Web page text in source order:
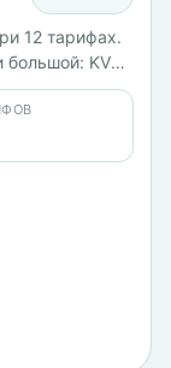
12 тарифах.
KVM-
KVM-2
₽/мес,
на 300 ГБ за
WEB-1 —